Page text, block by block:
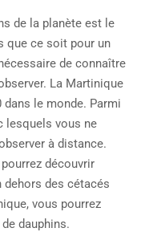
de la planète est le
que ce soit pour un
de connaître
La Martinique
le monde. Parmi
lesquels vous ne
à distance.
découvrir
des cétacés
vous pourrez
dauphins.